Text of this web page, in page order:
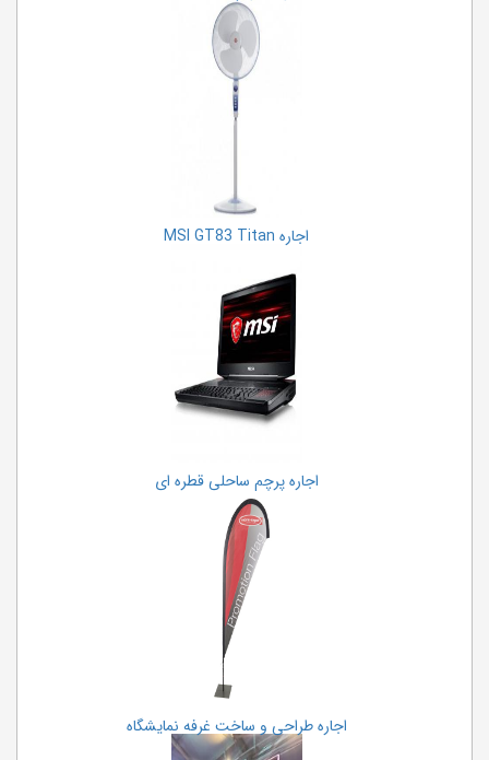
اجاره MSI GT83 Titan
اجاره پرچم ساحلی قطره ای
اجاره طراحی و ساخت غرفه نمایشگاه